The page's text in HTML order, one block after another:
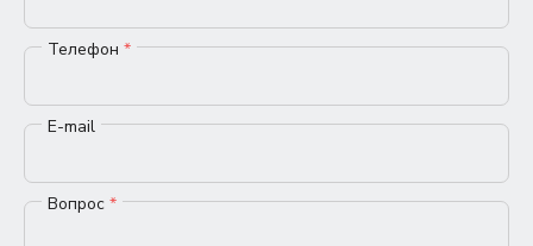
Телефон *
E-mail
Вопрос *